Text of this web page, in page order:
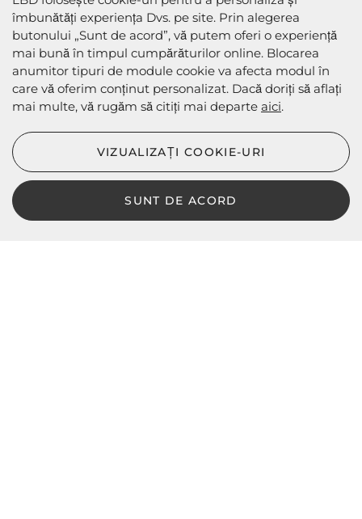
METODE DE PLATA
METODE DE EXPEDIERE
LBD © 2024 - Toate drepturile rezervate
îmbunătăți experiența Dvs. pe site. Prin alegerea
butonului „Sunt de acord”, vă putem oferi o experiență
mai bună în timpul cumpărăturilor online. Blocarea
anumitor tipuri de module cookie va afecta modul în
care vă oferim conținut personalizat. Dacă doriți să aflați
mai multe, vă rugăm să citiți mai departe aici.
SUNT DE ACORD
VIZUALIZAȚI COOKIE-URI